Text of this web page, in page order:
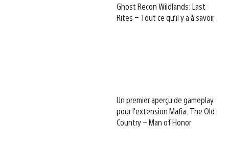
Ghost Recon Wildlands: Last
Rites – Tout ce qu’il y a à savoir
Un premier aperçu de gameplay
pour l’extension Mafia: The Old
Country – Man of Honor